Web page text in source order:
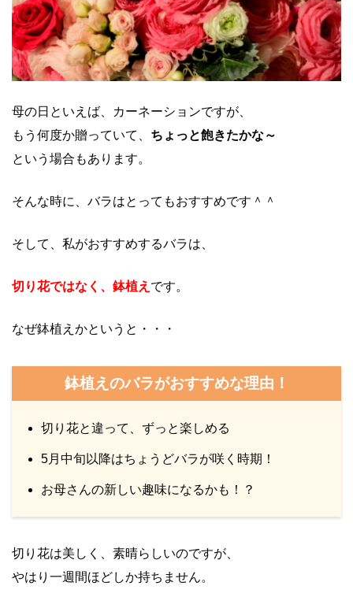
母の日といえば、カーネーションですが、
もう何度か贈っていて、 ちょっと飽きたかな～
という場合もあります。
そんな時に、バラはとってもおすすめです＾＾
そして、私がおすすめするバラは、
切り花ではなく、鉢植え です。
なぜ鉢植えかというと・・・
鉢植えのバラがおすすめな理由！
切り花と違って、ずっと楽しめる
5月中旬以降はちょうどバラが咲く時期！
お母さんの新しい趣味になるかも！？
切り花は美しく、素晴らしいのですが、
やはり一週間ほどしか持ちません。